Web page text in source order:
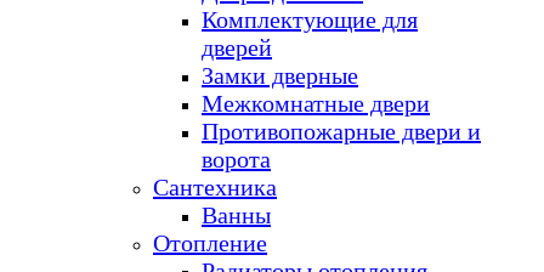
Комплектующие для
дверей
Замки дверные
Межкомнатные двери
Противопожарные двери и
ворота
Сантехника
Ванны
Отопление